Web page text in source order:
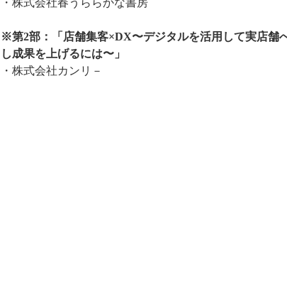
・株式会社春うららかな書房
※第2部：「店舗集客×DX〜デジタルを活用して実店舗
し成果を上げるには〜」
・株式会社カンリ－